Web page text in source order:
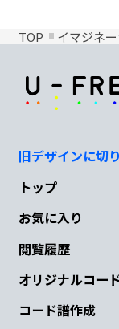
TOP イマジネ
旧デザインに切
トップ
お気に入り
閲覧履歴
オリジナルコー
コード譜作成